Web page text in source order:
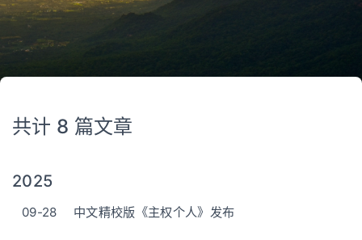
共计 8 篇文章
2025
09-28 中文精校版《主权个人》发布